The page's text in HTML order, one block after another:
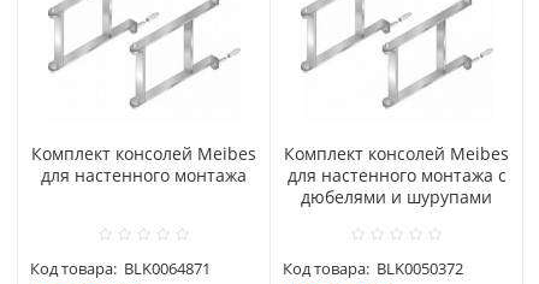
Комплект консолей Meibes
для настенного монтажа
Код товара: BLK0064871
Комплект консолей Meibes
для настенного монтажа с
дюбелями и шурупами
Код товара: BLK0050372